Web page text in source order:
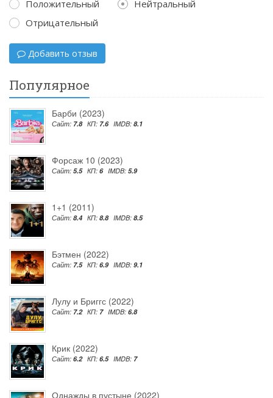
Положительный
Нейтральный
Отрицательный
Добавить отзыв
Популярное
Барби (2023)
Сайт: 7.8 КП: 7.6 IMDB: 8.1
Форсаж 10 (2023)
Сайт: 5.5 КП: 6 IMDB: 5.9
1+1 (2011)
Сайт: 8.4 КП: 8.8 IMDB: 8.5
Бэтмен (2022)
Сайт: 7.5 КП: 6.9 IMDB: 9.1
Лулу и Бриггс (2022)
Сайт: 7.2 КП: 7 IMDB: 6.8
Крик (2022)
Сайт: 6.2 КП: 6.5 IMDB: 7
Однажды в пустыне (2022)